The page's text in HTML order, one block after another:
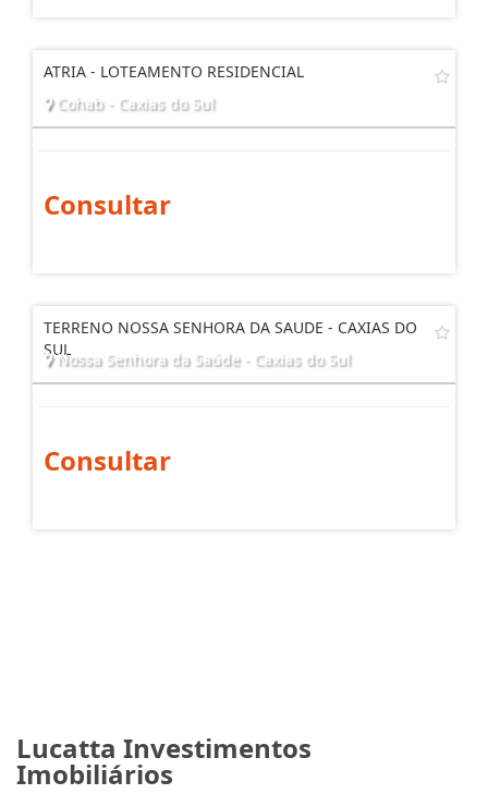
ATRIA - LOTEAMENTO RESIDENCIAL
Cohab - Caxias do Sul
Consultar
TERRENO NOSSA SENHORA DA SAUDE - CAXIAS DO
SUL
Nossa Senhora da Saúde - Caxias do Sul
Consultar
Lucatta Investimentos
Imobiliários